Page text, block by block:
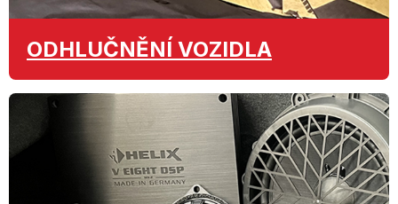
ODHLUČNĚNÍ VOZIDLA